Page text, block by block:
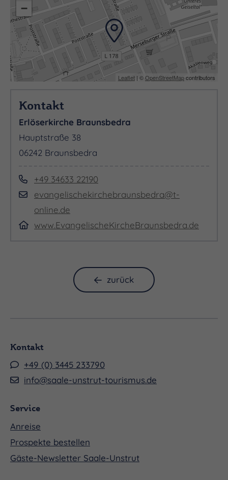
−
Leaflet | ©OpenStreetMapcontributors
Kontakt
Erlöserkirche Braunsbedra
Hauptstraße 38
06242 Braunsbedra
+49 34633 22190
evangelischekirchebraunsbedra@t-
online.de
www.EvangelischeKircheBraunsbedra.de
zurück
Kontakt
+49 (0) 3445 233790
info@saale-unstrut-tourismus.de
Service
Anreise
Prospekte bestellen
Gäste-Newsletter Saale-Unstrut